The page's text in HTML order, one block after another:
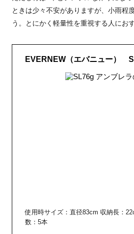
ときは少々不安がありますが、小雨程
う。とにかく軽量性を重視する人にお
EVERNEW（エバニュー）
使用時サイズ：直径83cm 収納長：
数：5本